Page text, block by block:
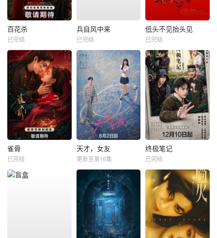
百花杀
已完结
兵自风中来
已完结
低头不见抬头见
已完结
雀骨
已完结
天才，女友
更新至第16集
终极笔记
已完结